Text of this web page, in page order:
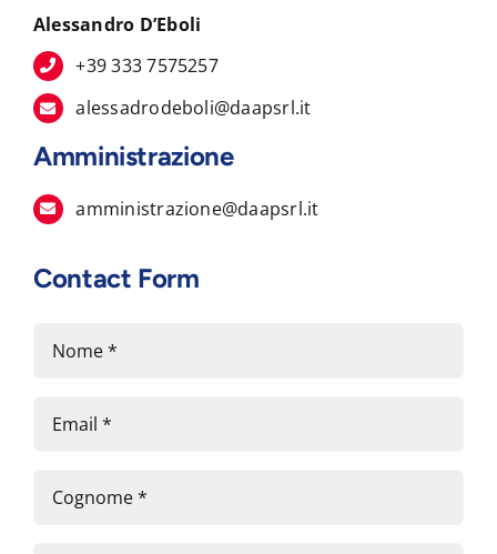
Alessandro D’Eboli
+39 333 7575257
alessadrodeboli@daapsrl.it
Amministrazione
amministrazione@daapsrl.it
Contact Form